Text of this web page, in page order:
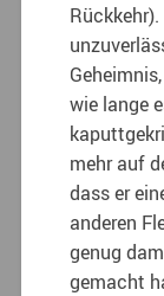
wie lange
mehr auf
dass er
anderen
genug
gemacht